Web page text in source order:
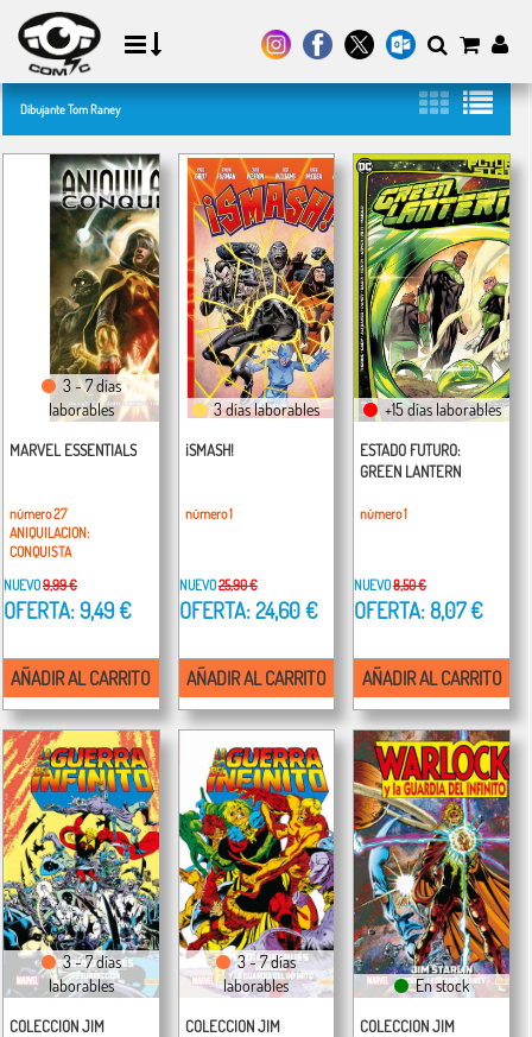
Dibujante Tom Raney
3 - 7 días
laborables
MARVEL ESSENTIALS
número 27
ANIQUILACION:
CONQUISTA
NUEVO9,99 €
OFERTA: 9,49 €
AÑADIR AL CARRITO
3 días laborables
¡SMASH!
número 1
NUEVO25,90 €
OFERTA: 24,60 €
AÑADIR AL CARRITO
+15 días laborables
ESTADO FUTURO:
GREEN LANTERN
número 1
NUEVO8,50 €
OFERTA: 8,07 €
AÑADIR AL CARRITO
3 - 7 días
laborables
COLECCION JIM
3 - 7 días
laborables
COLECCION JIM
En stock
COLECCION JIM